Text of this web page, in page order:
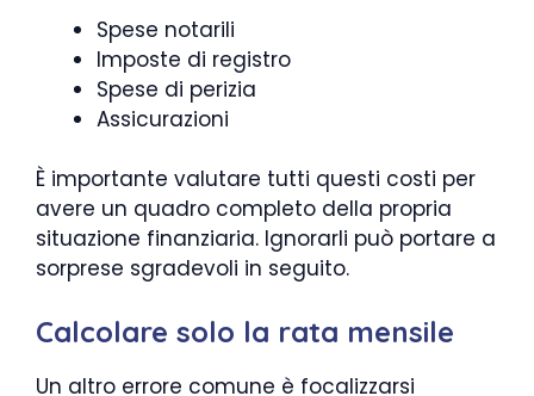
Spese notarili
Imposte di registro
Spese di perizia
Assicurazioni
È importante valutare tutti questi costi per
avere un quadro completo della propria
situazione finanziaria. Ignorarli può portare a
sorprese sgradevoli in seguito.
Calcolare solo la rata mensile
Un altro errore comune è focalizzarsi